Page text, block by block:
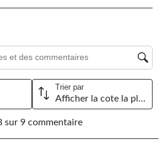
Cette
action
ouvrira
le
formulaire
Cette
action
ouvrira
le
formulaire
de
Cette
ouvrira
le
formulaire
de
Trier par
Afficher la cote la plus élevée à la plus faible
sur 9 commentaire